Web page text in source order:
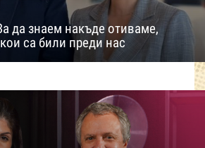
да знаем накъде отиваме,
са били преди нас